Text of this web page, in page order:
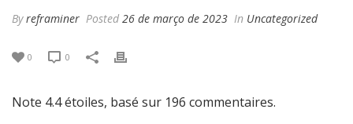
Byreframiner Posted 26 de março de 2023 In Uncategorized
0 0
Note 4.4étoiles, basé sur 196 commentaires.